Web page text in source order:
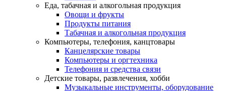
Еда, табачная и алкогольная продукция
Овощи и фрукты
Продукты питания
Табачная и алкогольная продукция
Компьютеры, телефония, канцтовары
Канцелярские товары
Компьютеры и оргтехника
Телефония и средства связи
Детские товары, развлечения, хобби
Музыкальные инструменты, оборудование